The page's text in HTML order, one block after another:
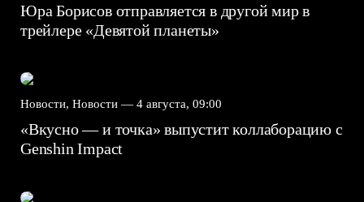
Юра Борисов отправляется в другой мир в
трейлере «Девятой планеты»
Новости, Новости — 4 августа, 09:00
«Вкусно — и точка» выпустит коллаборацию с
Genshin Impact⁠⁠